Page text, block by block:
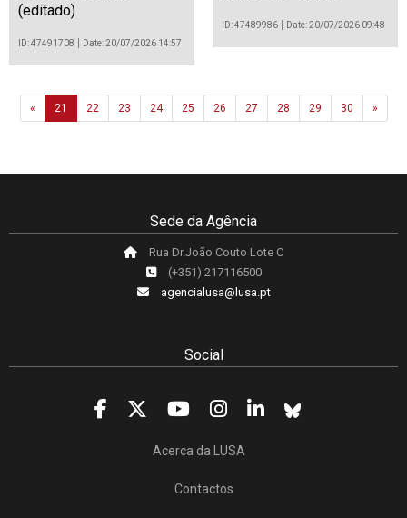
(editado)
ID: 47491708 Date: 20/07/2026 14:57
ID: 47489986 Date: 20/07/2026 09:48
«Previous
21 22 23 24 25 26 27 28 29 30 »Next
Sede da Agência
Rua Dr.João Couto Lote C
(+351) 217116500
agencialusa@lusa.pt
Social
Acerca da LUSA
Contactos